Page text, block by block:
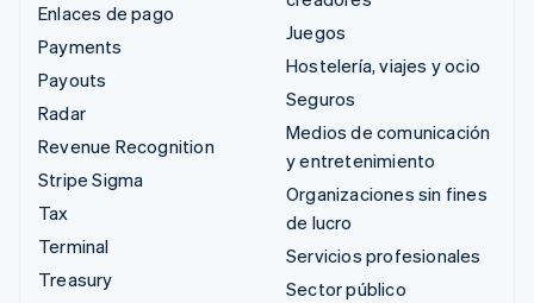
Enlaces de pago
Payments
Payouts
Radar
Revenue Recognition
Stripe Sigma
Tax
Terminal
Treasury
Juegos
Hostelería, viajes y ocio
Seguros
Medios de comunicación
y entretenimiento
Organizaciones sin fines
de lucro
Servicios profesionales
Sector público